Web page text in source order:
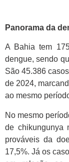
Panorama da
A Bahia tem
dengue, sendo
São 45.386
de 2024,
ao mesmo
No mesmo
de chikungunya
prováveis da
17,5%. Já os